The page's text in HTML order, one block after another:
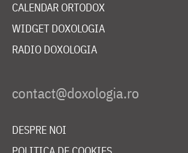
CALENDAR ORTODOX
WIDGET DOXOLOGIA
RADIO DOXOLOGIA
DESPRE NOI